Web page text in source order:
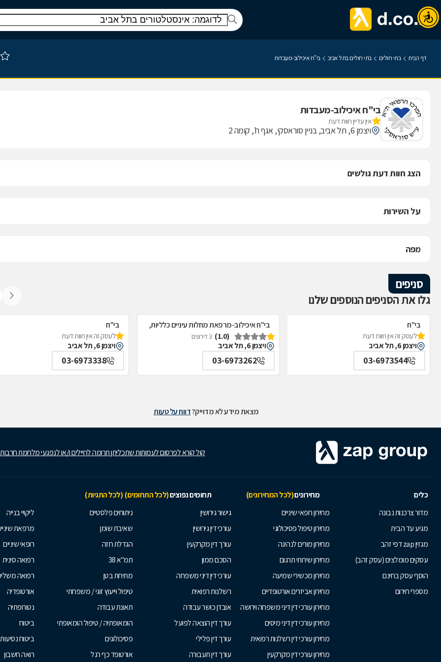
דף הבית בתי חולים בתי חולים בתל אביב בי"ח איכילוב-מעבדות
בי"ח איכילוב-מעבדות
אין עדיין חוות דעת
ויצמן 6, תל אביב, בניין סוראסקי, אגף ח', קומה 2
הצג חוות דעת גולשים
על השירות
מפה
סניפים
גלו את הסניפים הנוספים שלנו
בי"ח
איכילוב-אף,אוזן,גרון,ניתוחי-ראש,צוואר,פה,לסתות-מערך,
תל אביב
לעסק זה אין חוות דעת
ויצמן 6, תל אביב
03-6973544
בי"ח איכילוב-מרפאת מחלות עיניים כלליות,
תל אביב
(1.0) 3 דירוגים
ויצמן 6, תל אביב
03-6973262
בי"ח
איכילוב-אף;אוזן;גרון;ניתוחי-
תל אביב
לעסק זה אין חוות דעת
ויצמן 6, תל אביב
03-6973338
מצאת מידע לא מדוייק?דווח על טעות
קול קורא לפרסום לעמותות שתכליתן תרומה לחיילים ו/או לנפגעי מלחמת
כלים מחירונים(לכל המחירונים) תחומים נפוצים(לכל התחומים) (לכל התגיות)
מדור צרכנות נבונה
מגיע עד הבית
מגזין zap דפי זהב
עסקים מומלצים (עסק זהב)
הוסף עסק בחינם
מספרי חירום
מחירון רופאי שיניים
מחירון טיפול פסיכולוגי
מחירון מורים לנהיגה
מחירון שירותי תרגום
מחירון מכשירי שמיעה
מחירון אביזרים אורטופדיים
מחירון עורכי דין דיני משפחה וירושה
מחירון עורכי דין דיני מיסים
מחירון עורכי דין רשלנות רפואית
מחירון עורכי דין מקרקעין
גישור גירושין
עורכי דין גירושין
עורך דין מקרקעין
הסכם ממון
עורכי דין דיני משפחה
רשלנות רפואית
אובדן כושר עבודה
עורך דין הוצאה לפועל
עורך דין פלילי
עורך דין תעבורה
ניתוחים פלסטיים
שאיבת שומן
הגדלת חזה
תמ"א 38
מתיחת בטן
טיפול וייעוץ זוגי / משפחתי
תאונת עבודה
הומאופתיה / טיפול הומאופתי
פסיכולוגים
אורטופד כף רגל
ליקויי בנייה
מרפאת
רופאי שיניים
רפואה סינית
רפואה
אורטופדיה
נטורופתיה
ביטוח
ביטוח
רואה חשבון